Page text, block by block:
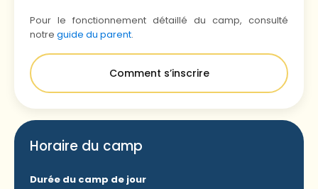
Pour le fonctionnement détaillé du camp, consulté
notreguide du parent.
Comment s’inscrire
Horaire du camp
Durée du camp de jour